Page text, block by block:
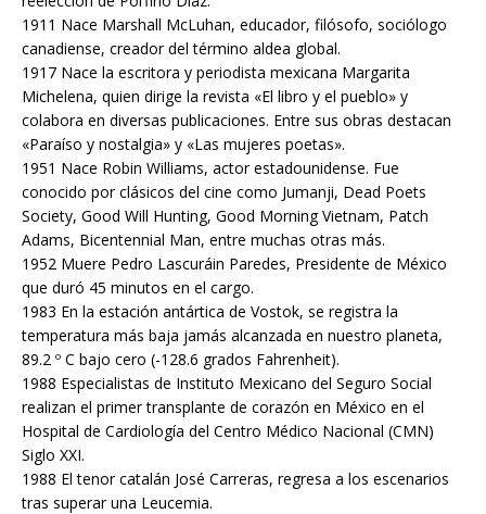
1911 Nace Marshall McLuhan, educador, filósofo, sociólogo
canadiense, creador del término aldea global.
1917 Nace la escritora y periodista mexicana Margarita
Michelena, quien dirige la revista «El libro y el pueblo» y
colabora en diversas publicaciones. Entre sus obras destacan
«Paraíso y nostalgia» y «Las mujeres poetas».
1951 Nace Robin Williams, actor estadounidense. Fue
conocido por clásicos del cine como Jumanji, Dead Poets
Society, Good Will Hunting, Good Morning Vietnam, Patch
Adams, Bicentennial Man, entre muchas otras más.
1952 Muere Pedro Lascuráin Paredes, Presidente de México
que duró 45 minutos en el cargo.
1983 En la estación antártica de Vostok, se registra la
temperatura más baja jamás alcanzada en nuestro planeta,
89.2 º C bajo cero (-128.6 grados Fahrenheit).
1988 Especialistas de Instituto Mexicano del Seguro Social
realizan el primer transplante de corazón en México en el
Hospital de Cardiología del Centro Médico Nacional (CMN)
Siglo XXI.
1988 El tenor catalán José Carreras, regresa a los escenarios
tras superar una Leucemia.